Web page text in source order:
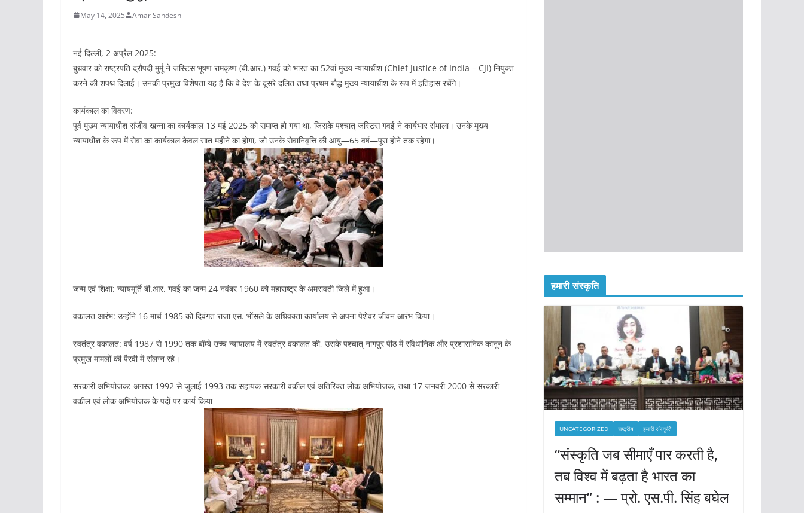
May 14, 2025 Amar Sandesh
नई दिल्ली, 2 अप्रैल 2025:
बुधवार को राष्ट्रपति द्रौपदी मुर्मू ने जस्टिस भूषण रामकृष्ण (बी.आर.) गवई को भारत का 52वां मुख्य न्यायाधीश (Chief Justice of India – CJI) नियुक्त
करने की शपथ दिलाई। उनकी प्रमुख विशेषता यह है कि वे देश के दूसरे दलित तथा प्रथम बौद्ध मुख्य न्यायाधीश के रूप में इतिहास रचेंगे।
कार्यकाल का विवरण:
पूर्व मुख्य न्यायाधीश संजीव खन्ना का कार्यकाल 13 मई 2025 को समाप्त हो गया था, जिसके पश्चात् जस्टिस गवई ने कार्यभार संभाला। उनके मुख्य
न्यायाधीश के रूप में सेवा का कार्यकाल केवल सात महीने का होगा, जो उनके सेवानिवृत्ति की आयु—65 वर्ष—पूरा होने तक रहेगा।
जन्म एवं शिक्षा: न्यायमूर्ति बी.आर. गवई का जन्म 24 नवंबर 1960 को महाराष्ट्र के अमरावती जिले में हुआ।
वकालत आरंभ: उन्होंने 16 मार्च 1985 को दिवंगत राजा एस. भोंसले के अधिवक्ता कार्यालय से अपना पेशेवर जीवन आरंभ किया।
स्वतंत्र वकालत: वर्ष 1987 से 1990 तक बॉम्बे उच्च न्यायालय में स्वतंत्र वकालत की, उसके पश्चात् नागपुर पीठ में संवैधानिक और प्रशासनिक कानून के
प्रमुख मामलों की पैरवी में संलग्न रहे।
सरकारी अभियोजक: अगस्त 1992 से जुलाई 1993 तक सहायक सरकारी वकील एवं अतिरिक्त लोक अभियोजक, तथा 17 जनवरी 2000 से सरकारी
वकील एवं लोक अभियोजक के पदों पर कार्य किया
हमारी संस्कृति
UNCATEGORIZED राष्ट्रीय हमारी संस्कृति
“संस्कृति जब सीमाएँ पार करती है,
तब विश्व में बढ़ता है भारत का
सम्मान” : — प्रो. एस.पी. सिंह बघेल